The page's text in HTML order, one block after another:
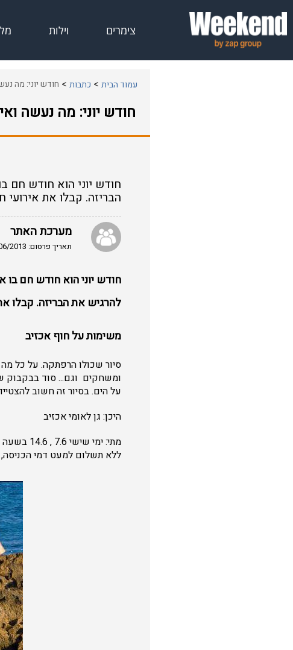
צימרים וילות
עמוד הבית כתבות חודש יוני: מה
חודש יוני: מה נעשה
חודש יוני הוא חודש חם
הבריזה. קבלו את
מערכת האתר
תאריך פרסום: 03/06/2013
חודש יוני הוא חודש חם בו
להרגיש את הבריזה. קבלו
משימות על חוף אכזיב
סיור שכולו הרפתקה. על כל
ומשחקים וגם... סוד בבקבוק
על הים. בסיור זה חשוב
היכן: גן לאומי אכזיב
ללא תשלום למעט דמי הכניסה,